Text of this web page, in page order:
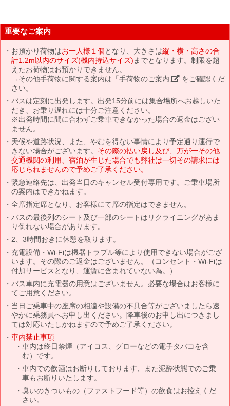
重要なご案内
お預かり荷物はお一人様１個となり、大きさは縦・横・高さの合
計1.2m以内のサイズ(機内持込サイズ) までとなります。制限を超
えたお荷物はお預かりできません。
→その他手荷物に関する案内は 「手荷物のご案内」 をご確認くだ
さい。
バスは定刻に出発します。出発15分前には集合場所へお越しいた
だき、お乗り遅れには十分ご注意ください。
※出発時間に間に合わずご乗車できなかった場合の返金はござい
ません。
天候や道路状況、また、やむを得ない事情により予定通り運行で
きない場合がございます。 その際の払い戻し及び、万が一その他
交通機関の利用、宿泊が生じた場合でも弊社は一切その請求には
応じられませんので予めご了承ください。
緊急連絡先は、出発当日のキャンセル受付専用です。ご乗車場所
の案内はできかねます。
全席指定席となり、お客様にて席の指定はできません。
バスの最後列のシート及び一部のシートはリクライニングがあま
り倒れない場合があります。
2、3時間おきに休憩を取ります。
充電設備・Wi-Fiは機器トラブル等により使用できない場合がござ
います。その際のご返金はございません。（コンセント・Wi-Fiは
付加サービスとなり、運賃に含まれていない為。）
バス車内に充電器の用意はございません。必要な場合はお客様に
てご用意ください。
当日ご乗車中の座席の相違や設備の不具合等がございましたら速
やかに乗務員へお申し出ください。降車後のお申し出につきまし
ては対応いたしかねますので予めご了承ください。
車内禁止事項
車内は終日禁煙（アイコス、グローなどの電子タバコを含
む）です。
車内での飲酒はお断りしております、また泥酔状態でのご乗
車もお断りいたします。
臭いのきついもの（ファストフード等）の飲食はお控えくだ
さい。